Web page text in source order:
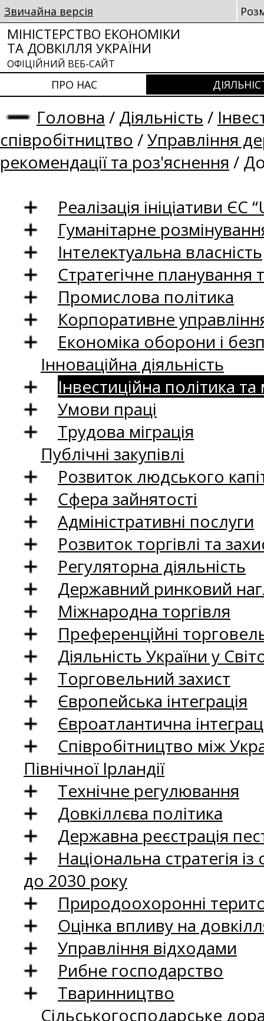
Звичайна версія
МІНІСТЕРСТВО ЕКОНОМІКИ
ТА ДОВКІЛЛЯ УКРАЇНИ
ОФІЦІЙНИЙ ВЕБ-САЙТ
ПРО НАС
Головна / Діяльність /
співробітництво /Управління
рекомендації та роз'яснення /
Реалізація ініціативи ЄС
Гуманітарне
Інтелектуальна власність
Стратегічне
Промислова політика
Корпоративне
Економіка оборони і
Інноваційна діяльність
Інвестиційна політика
Умови праці
Трудова міграція
Публічні закупівлі
Розвиток людського
Сфера зайнятості
Адміністративні послуги
Розвиток торгівлі та
Регуляторна діяльність
Державний ринковий
Міжнародна торгівля
Преференційні
Діяльність України у
Торговельний захист
Європейська інтеграція
Євроатлантична
Співробітництво між
Північної Ірландії
Технічне регулювання
Довкіллєва політика
Державна реєстрація
Національна стратегія
до 2030 року
Природоохоронні
Оцінка впливу на
Управління відходами
Рибне господарство
Тваринництво
Сільськогосподарське